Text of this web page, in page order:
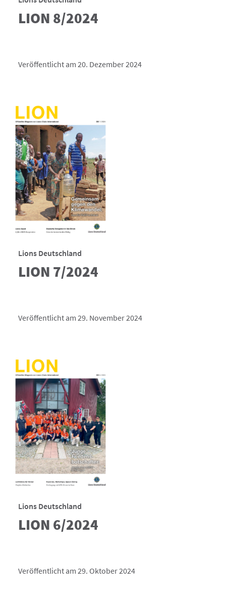
LION 8/2024
Veröffentlicht am 20. Dezember 2024
Lions Deutschland
LION 7/2024
Veröffentlicht am 29. November 2024
Lions Deutschland
LION 6/2024
Veröffentlicht am 29. Oktober 2024